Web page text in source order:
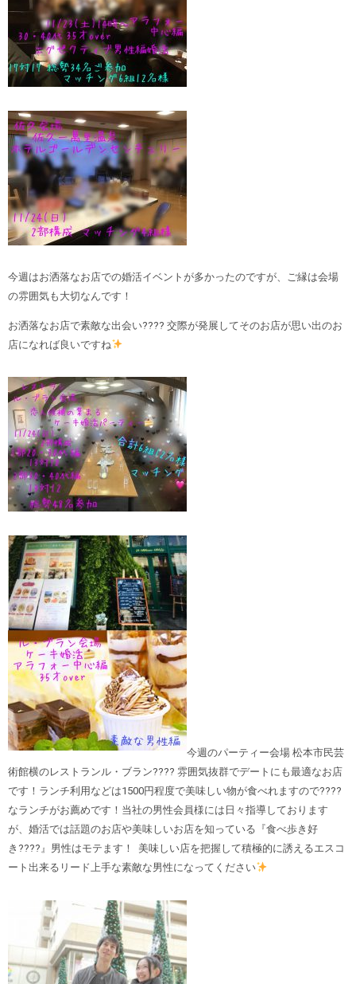
今週はお洒落なお店での婚活イベントが多かったのですが、ご縁は会場
の雰囲気も大切なんです！
お洒落なお店で素敵な出会い???? 交際が発展してそのお店が思い出のお
店になれば良いですね
今週のパーティー会場 松本市民芸
術館横のレストランル・ブラン???? 雰囲気抜群でデートにも最適なお店
です！ランチ利用などは1500円程度で美味しい物が食べれますので????
なランチがお薦めです！当社の男性会員様には日々指導しております
が、婚活では話題のお店や美味しいお店を知っている『食べ歩き好
き????』男性はモテます！ 美味しい店を把握して積極的に誘えるエスコ
ート出来るリード上手な素敵な男性になってください